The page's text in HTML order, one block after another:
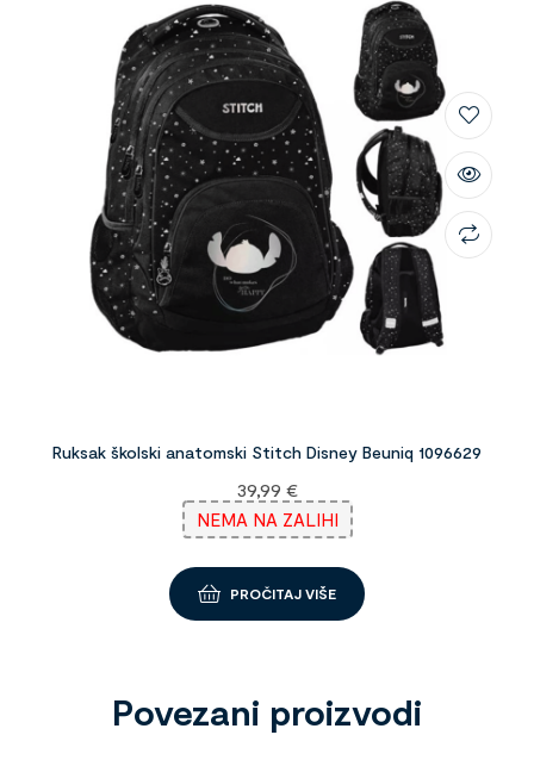
Ruksak školski anatomski Stitch Disney Beuniq 1096629
39,99 €
NEMA NA ZALIHI
PROČITAJ VIŠE
Povezani proizvodi